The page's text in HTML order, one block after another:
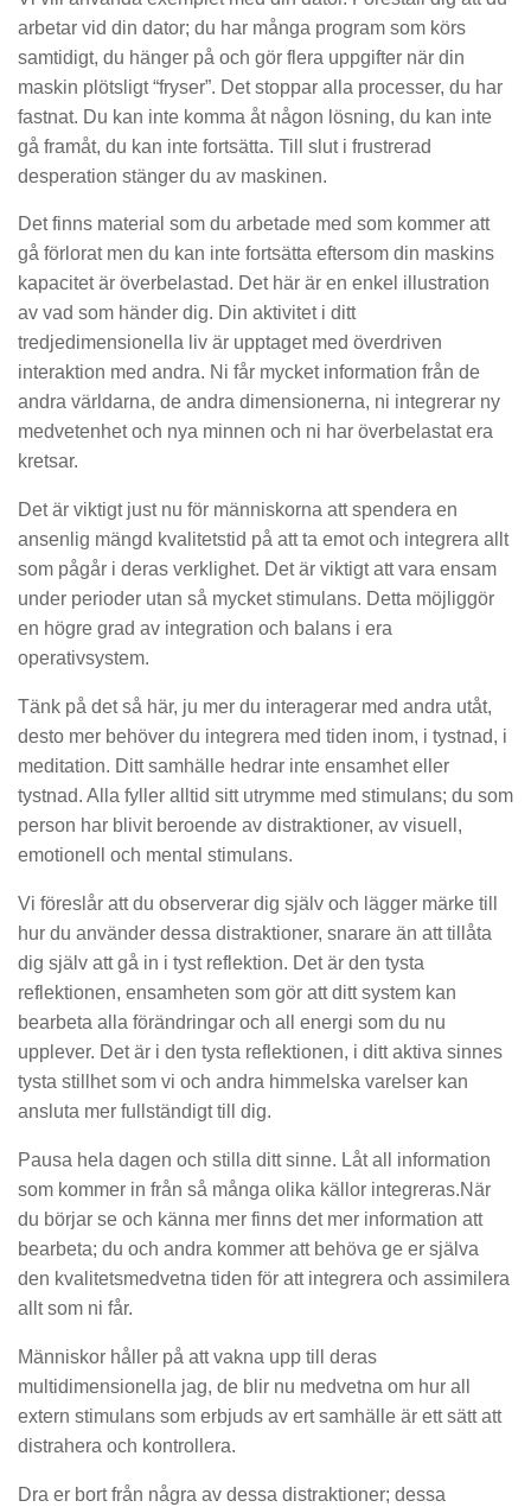
arbetar vid din dator; du har många program som körs
samtidigt, du hänger på och gör flera uppgifter när din
maskin plötsligt “fryser”. Det stoppar alla processer, du har
fastnat. Du kan inte komma åt någon lösning, du kan inte
gå framåt, du kan inte fortsätta. Till slut i frustrerad
desperation stänger du av maskinen.
Det finns material som du arbetade med som kommer att
gå förlorat men du kan inte fortsätta eftersom din maskins
kapacitet är överbelastad. Det här är en enkel illustration
av vad som händer dig. Din aktivitet i ditt
tredjedimensionella liv är upptaget med överdriven
interaktion med andra. Ni får mycket information från de
andra världarna, de andra dimensionerna, ni integrerar ny
medvetenhet och nya minnen och ni har överbelastat era
kretsar.
Det är viktigt just nu för människorna att spendera en
ansenlig mängd kvalitetstid på att ta emot och integrera allt
som pågår i deras verklighet. Det är viktigt att vara ensam
under perioder utan så mycket stimulans. Detta möjliggör
en högre grad av integration och balans i era
operativsystem.
Tänk på det så här, ju mer du interagerar med andra utåt,
desto mer behöver du integrera med tiden inom, i tystnad, i
meditation. Ditt samhälle hedrar inte ensamhet eller
tystnad. Alla fyller alltid sitt utrymme med stimulans; du som
person har blivit beroende av distraktioner, av visuell,
emotionell och mental stimulans.
Vi föreslår att du observerar dig själv och lägger märke till
hur du använder dessa distraktioner, snarare än att tillåta
dig själv att gå in i tyst reflektion. Det är den tysta
reflektionen, ensamheten som gör att ditt system kan
bearbeta alla förändringar och all energi som du nu
upplever. Det är i den tysta reflektionen, i ditt aktiva sinnes
tysta stillhet som vi och andra himmelska varelser kan
ansluta mer fullständigt till dig.
Pausa hela dagen och stilla ditt sinne. Låt all information
som kommer in från så många olika källor integreras.När
du börjar se och känna mer finns det mer information att
bearbeta; du och andra kommer att behöva ge er själva
den kvalitetsmedvetna tiden för att integrera och assimilera
allt som ni får.
Människor håller på att vakna upp till deras
multidimensionella jag, de blir nu medvetna om hur all
extern stimulans som erbjuds av ert samhälle är ett sätt att
distrahera och kontrollera.
Dra er bort från några av dessa distraktioner; dessa